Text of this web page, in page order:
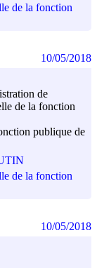
de la fonction
de
de la fonction
publique de
de la fonction
10/05/2018
10/05/2018